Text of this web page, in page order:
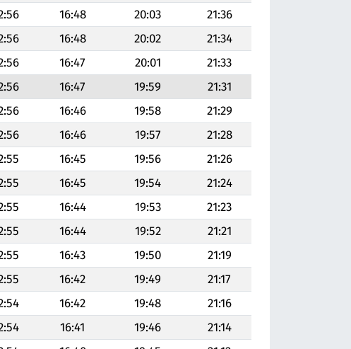
16:48 20:03
21:36
16:48 20:02
21:34
16:47 20:01
21:33
16:47 19:59
21:31
16:46 19:58
21:29
16:46 19:57
21:28
16:45 19:56
21:26
16:45 19:54
21:24
16:44 19:53
21:23
16:44 19:52
21:21
16:43 19:50
21:19
16:42 19:49
21:17
16:42 19:48
21:16
16:41 19:46
21:14